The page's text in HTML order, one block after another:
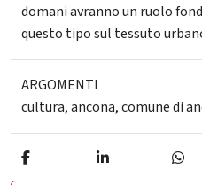
domani avranno un ruolo
questo tipo sul tessuto
ARGOMENTI
cultura,ancona,comune di